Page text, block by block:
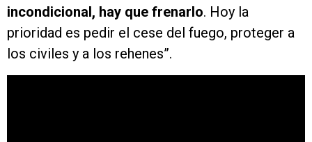
incondicional, hay que frenarlo. Hoy la
prioridad es pedir el cese del fuego, proteger a
los civiles y a los rehenes”.